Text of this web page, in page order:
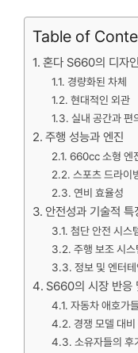
Table of
혼다 S660의 디자
경량화된 차체
현대적인 외관
실내 공간과 편
주행 성능과 엔진
660cc 소형 엔
스포츠 드라이
연비 효율성
안전성과 기술적 특
첨단 안전 시스
주행 보조 시스
정보 및 엔터
S660의 시장 반응
자동차 애호가
경쟁 모델 대비
소유자들의 후